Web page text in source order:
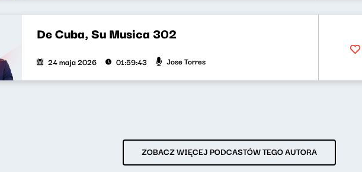
De Cuba, Su Musica 302
24 maja 2026 01:59:43 Jose Torres
ZOBACZ WIĘCEJ PODCASTÓW TEGO AUTORA